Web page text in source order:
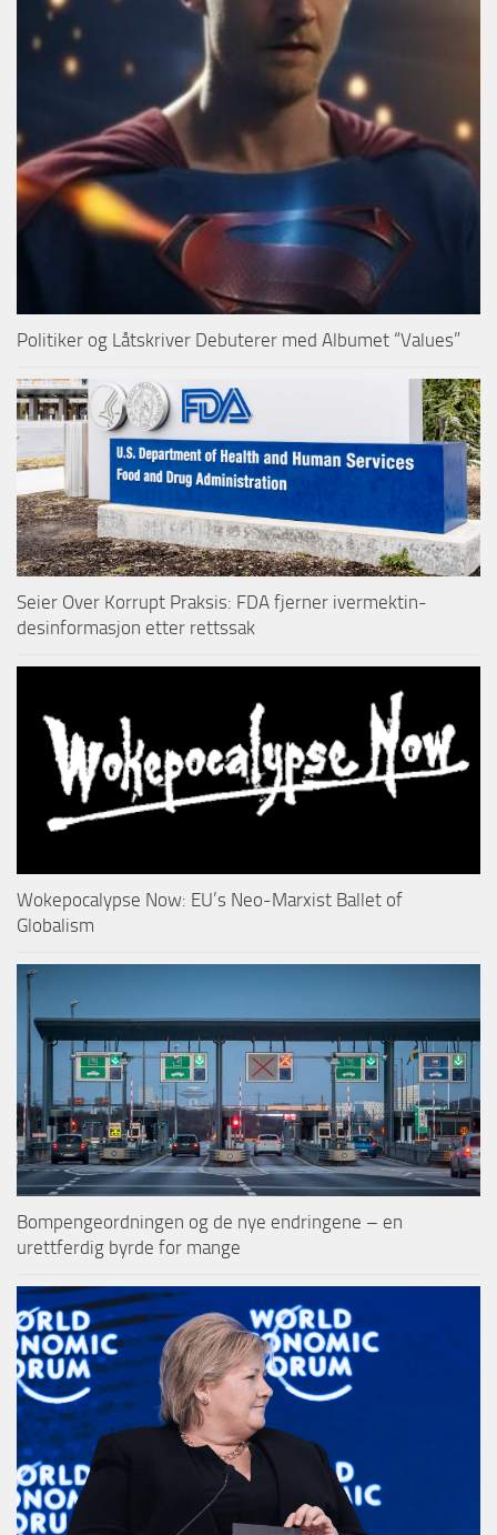
Politiker og Låtskriver Debuterer med Albumet “Values”
Seier Over Korrupt Praksis: FDA fjerner ivermektin-
desinformasjon etter rettssak
Wokepocalypse Now: EU’s Neo-Marxist Ballet of
Globalism
Bompengeordningen og de nye endringene – en
urettferdig byrde for mange